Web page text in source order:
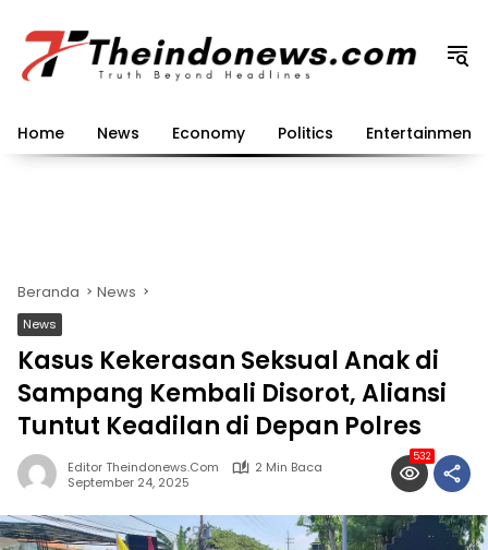
konten
Home News Economy Politics Entertainment
Beranda News
News
Kasus Kekerasan Seksual Anak di
Sampang Kembali Disorot, Aliansi
Tuntut Keadilan di Depan Polres
Editor Theindonews.com
2 Min Baca
September 24, 2025
532